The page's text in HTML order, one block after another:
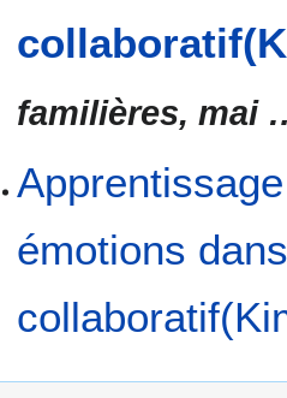
familières, mai
émotions